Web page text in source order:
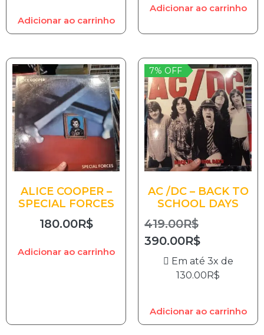
Adicionar ao carrinho
Adicionar ao carrinho
ALICE COOPER –
SPECIAL FORCES
180.00R$
Adicionar ao carrinho
7% OFF
AC /DC – BACK TO
SCHOOL DAYS
419.00R$
390.00R$
Em até 3x de
130.00R$
Adicionar ao carrinho